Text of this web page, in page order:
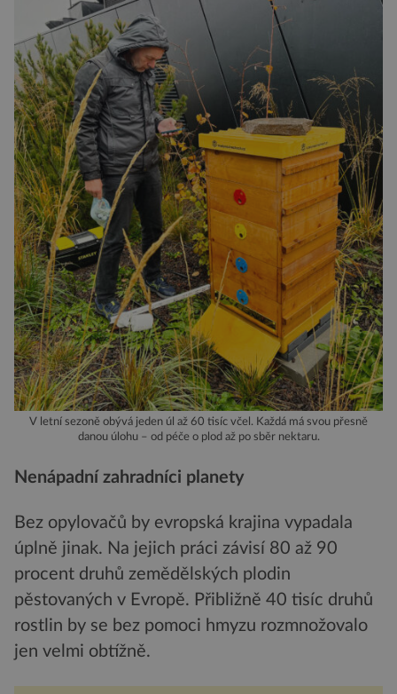
V letní sezoně obývá jeden úl až 60 tisíc včel. Každá má svou přesně
danou úlohu – od péče o plod až po sběr nektaru.
Nenápadní zahradníci planety
Bez opylovačů by evropská krajina vypadala
úplně jinak. Na jejich práci závisí 80 až 90
procent druhů zemědělských plodin
pěstovaných v Evropě. Přibližně 40 tisíc druhů
rostlin by se bez pomoci hmyzu rozmnožovalo
jen velmi obtížně.